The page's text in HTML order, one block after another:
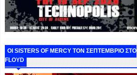
ΟΙ SISTERS OF MERCY ΤΟΝ ΣΕΠΤΕΜΒΡΙΟ ΣΤΟ
FLOYD